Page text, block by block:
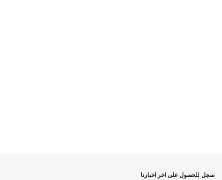
سجل للحصول على اخر اخبارنا